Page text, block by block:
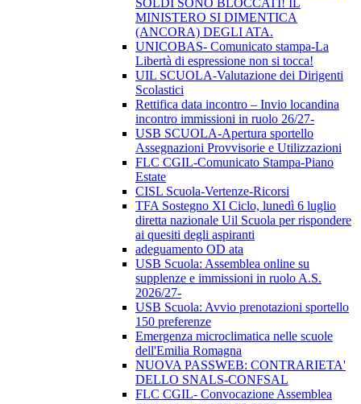
SOLDI SONO BLOCCATI! IL
MINISTERO SI DIMENTICA
(ANCORA) DEGLI ATA.
UNICOBAS- Comunicato stampa-La
Libertà di espressione non si tocca!
UIL SCUOLA-Valutazione dei Dirigenti
Scolastici
Rettifica data incontro – Invio locandina
incontro immissioni in ruolo 26/27-
USB SCUOLA-Apertura sportello
Assegnazioni Provvisorie e Utilizzazioni
FLC CGIL-Comunicato Stampa-Piano
Estate
CISL Scuola-Vertenze-Ricorsi
TFA Sostegno XI Ciclo, lunedì 6 luglio
diretta nazionale Uil Scuola per rispondere
ai quesiti degli aspiranti
adeguamento OD ata
USB Scuola: Assemblea online su
supplenze e immissioni in ruolo A.S.
2026/27-
USB Scuola: Avvio prenotazioni sportello
150 preferenze
Emergenza microclimatica nelle scuole
dell'Emilia Romagna
NUOVA PASSWEB: CONTRARIETA'
DELLO SNALS-CONFSAL
FLC CGIL- Convocazione Assemblea